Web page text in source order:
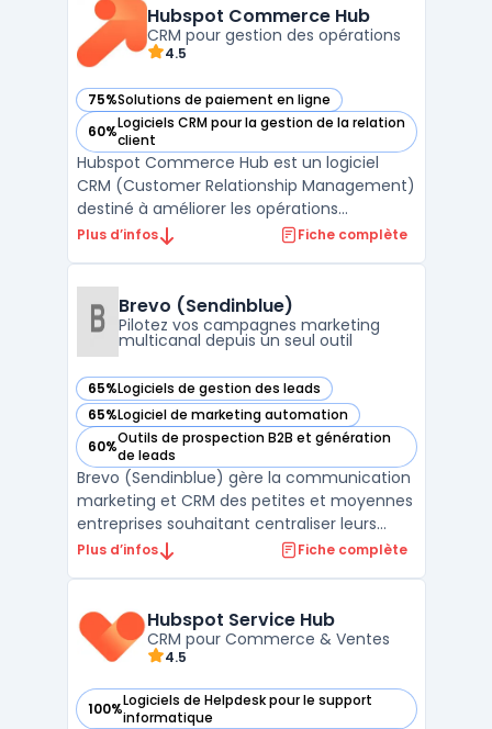
opportunités, de la prospection et des
clients. Il ...
Hubspot Commerce Hub
CRM pour gestion des opérations
4.5
75%Solutions de paiement en ligne
— voir Hubspot Commerce Hub dans cette catégorie
60%Logiciels CRM pour la gestion de la relation
client
— voir Hubspot Commerce Hub dans cette catégorie
Hubspot Commerce Hub est un logiciel
CRM (Customer Relationship Management)
destiné à améliorer les opérations
commerciales et de gestion des ventes.
DAF, DRH, DirMarket, DirCo, DirLogistique, DG,
PDG et indépendants. Hu ...
Plus d’infos Fiche complète
Brevo (Sendinblue)
Pilotez vos campagnes marketing
multicanal depuis un seul outil
65%Logiciels de gestion des leads
— voir Brevo (Sendinblue) dans cette catégorie
65%Logiciel de marketing automation
— voir Brevo (Sendinblue) dans cette catégorie
60%Outils de prospection B2B et génération
de leads
— voir Brevo (Sendinblue) dans cette catégorie
Brevo (Sendinblue) gère la communication
marketing et CRM des petites et moyennes
entreprises souhaitant centraliser leurs
actions sans multiplier les outils. La
à maîtriser leurs budgets, tout en
respectant les exigen ...
Plus d’infos Fiche complète
Hubspot Service Hub
CRM pour Commerce & Ventes
4.5
100%Logiciels de Helpdesk pour le support
informatique
— voir Hubspot Service Hub dans cette catégorie